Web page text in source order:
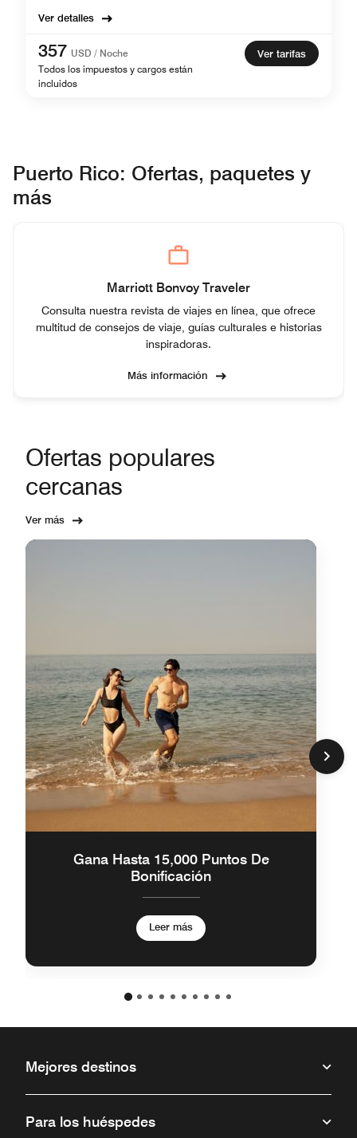
Ver detalles
357 USD / Noche
Todos los impuestos y cargos están
incluidos
Ver tarifas
Puerto Rico: Ofertas, paquetes y
más
Marriott Bonvoy Traveler
Consulta nuestra revista de viajes en línea, que ofrece
multitud de consejos de viaje, guías culturales e historias
inspiradoras.
Más información
Ofertas populares
cercanas
Ver más
Gana Hasta 15,000 Puntos De
Bonificación
Leer más
Mejores destinos
Para los huéspedes